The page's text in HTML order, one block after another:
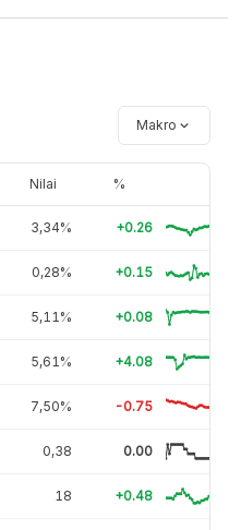
Makro
Nilai %
3,34% +0.26
0,28% +0.15
5,11% +0.08
5,61% +4.08
7,50% -0.75
0,38 0.00
18 +0.48